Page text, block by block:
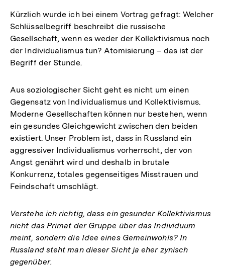
Kürzlich wurde ich bei einem Vortrag gefragt: Welcher
Schlüsselbegriff beschreibt die russische
Gesellschaft, wenn es weder der Kollektivismus noch
der Individualismus tun? Atomisierung – das ist der
Begriff der Stunde.
Aus soziologischer Sicht geht es nicht um einen
Gegensatz von Individualismus und Kollektivismus.
Moderne Gesellschaften können nur bestehen, wenn
ein gesundes Gleichgewicht zwischen den beiden
existiert. Unser Problem ist, dass in Russland ein
aggressiver Individualismus vorherrscht, der von
Angst genährt wird und deshalb in brutale
Konkurrenz, totales gegenseitiges Misstrauen und
Feindschaft umschlägt.
Verstehe ich richtig, dass ein gesunder Kollektivismus
nicht das Primat der Gruppe über das Individuum
meint, sondern die Idee eines Gemeinwohls? In
Russland steht man dieser Sicht ja eher zynisch
gegenüber.